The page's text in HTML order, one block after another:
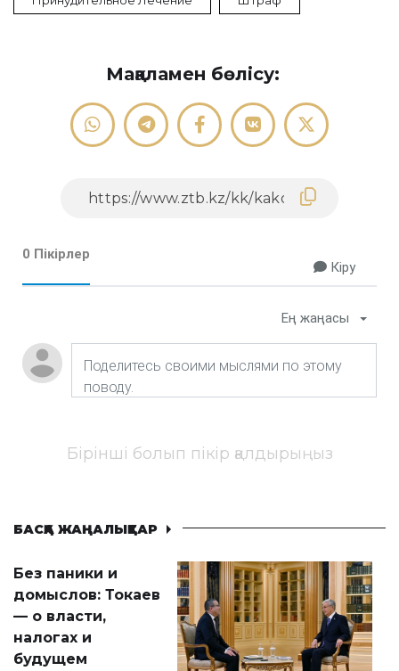
Мақаламен бөлісу:
0 Пікірлер
Кіру
Ең жаңасы
Бірінші болып пікір қалдырыңыз
БАСҚА ЖАҢАЛЫҚТАР
Без паники и
домыслов: Токаев
— о власти,
налогах и
будущем